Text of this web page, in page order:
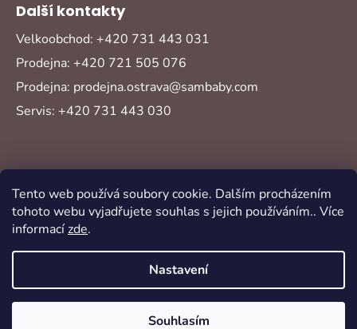
Tento web používá soubory cookie. Dalším procházením
tohoto webu vyjadřujete souhlas s jejich používáním.. Více
informacízde.
Nastavení
Souhlasím
Další kontakty
Velkoobchod: +420 731 443 031
Prodejna: +420 721 505 076
Prodejna: prodejna.ostrava@sambaby.com
Servis: +420 731 443 030
Vytvořil Shoptet
Copyright 2026Sambaby